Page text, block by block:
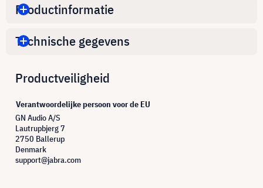
Productinformatie
Technische gegevens
Productveiligheid
Verantwoordelijke persoon voor de EU
GN Audio A/S
Lautrupbjerg 7
2750 Ballerup
Denmark
support@jabra.com